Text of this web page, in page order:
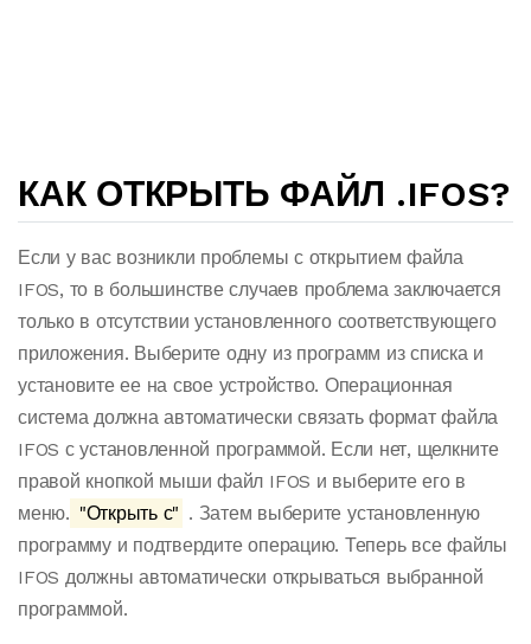
КАК ОТКРЫТЬ ФАЙЛ .IFOS?
Если у вас возникли проблемы с открытием файла
IFOS, то в большинстве случаев проблема заключается
только в отсутствии установленного соответствующего
приложения. Выберите одну из программ из списка и
установите ее на свое устройство. Операционная
система должна автоматически связать формат файла
IFOS с установленной программой. Если нет, щелкните
правой кнопкой мыши файл IFOS и выберите его в
меню. "Открыть с" . Затем выберите установленную
программу и подтвердите операцию. Теперь все файлы
IFOS должны автоматически открываться выбранной
программой.